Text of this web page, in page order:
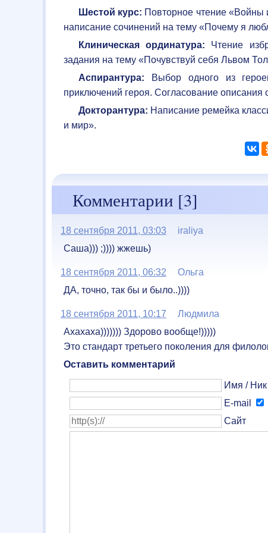
Шестой курс: Повторное чтение «Войны
написание сочинений на тему «Почему я
Клиническая ординатура: Чтение
задания на тему «Почувствуй себя Львом
Аспирантура: Выбор одного из
приключений героя. Согласование описания
Докторантура: Написание ремейка
и мир».
Комментарии [3]
18 сентября 2011, 03:03
iraliya
Саша))) ;)))) жжешь)
18 сентября 2011, 06:32
Ольга
ДА, точно, так бы и было..))))
18 сентября 2011, 10:17
Людмила
Ахахаха))))))) Здорово вообще!)))))
Это стандарт третьего поколения для
Оставить комментарий
Имя / Ник
E-mail
Сайт